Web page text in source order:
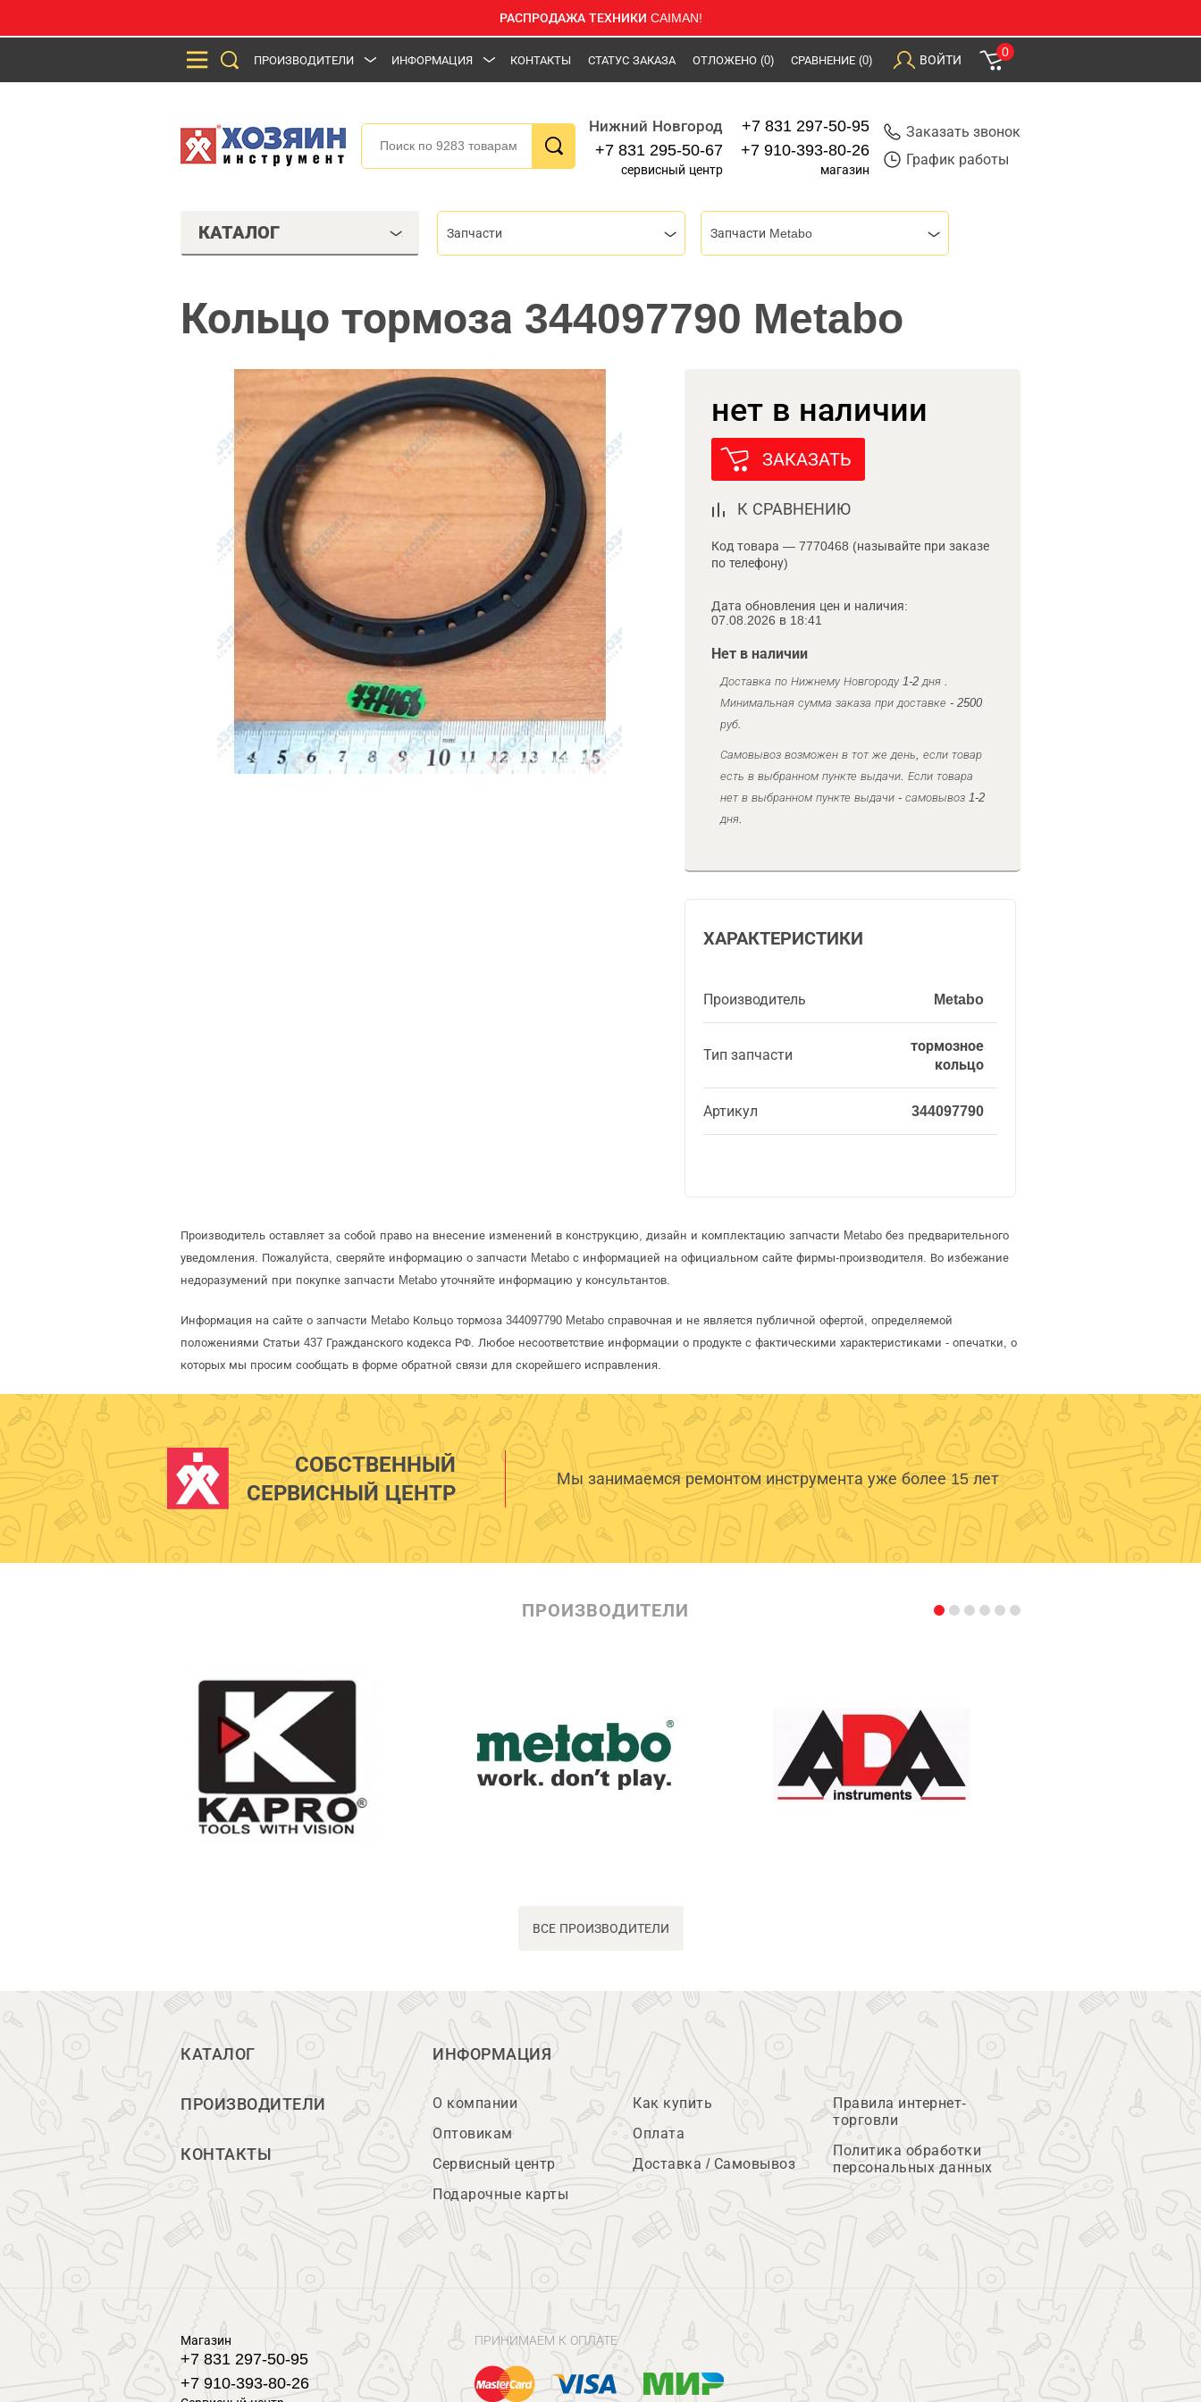
РАСПРОДАЖА ТЕХНИКИ CAIMAN!
ПРОИЗВОДИТЕЛИ ИНФОРМАЦИЯ КОНТАКТЫ СТАТУС ЗАКАЗА ОТЛОЖЕНО (0) СРАВНЕНИЕ (0) ВОЙТИ
0
Нижний Новгород
+7 831 295-50-67
сервисный центр
+7 831 297-50-95
+7 910-393-80-26
магазин
Заказать звонок
График работы
КАТАЛОГ Запчасти Запчасти Metabo
Кольцо тормоза 344097790 Metabo
нет в наличии
ЗАКАЗАТЬ
К СРАВНЕНИЮ
Код товара — 7770468 (называйте при заказе
по телефону)
Дата обновления цен и наличия:
07.08.2026 в 18:41
Нет в наличии
Доставка по Нижнему Новгороду 1-2 дня .
Минимальная сумма заказа при доставке - 2500
руб.
Самовывоз возможен в тот же день, если товар
есть в выбранном пункте выдачи. Если товара
нет в выбранном пункте выдачи - самовывоз 1-2
дня.
ХАРАКТЕРИСТИКИ
Производитель Metabo
Тип запчасти
тормозное
кольцо
Артикул 344097790
Производитель оставляет за собой право на внесение изменений в конструкцию, дизайн и комплектацию запчасти Metabo без предварительного
уведомления. Пожалуйста, сверяйте информацию о запчасти Metabo с информацией на официальном сайте фирмы-производителя. Во избежание
недоразумений при покупке запчасти Metabo уточняйте информацию у консультантов.
Информация на сайте о запчасти Metabo Кольцо тормоза 344097790 Metabo справочная и не является публичной офертой, определяемой
положениями Статьи 437 Гражданского кодекса РФ. Любое несоответствие информации о продукте с фактическими характеристиками - опечатки, о
которых мы просим сообщать в форме обратной связи для скорейшего исправления.
СОБСТВЕННЫЙ
СЕРВИСНЫЙ ЦЕНТР
Мы занимаемся ремонтом инструмента уже более 15 лет
ПРОИЗВОДИТЕЛИ
ВСЕ ПРОИЗВОДИТЕЛИ
КАТАЛОГ
ПРОИЗВОДИТЕЛИ
КОНТАКТЫ
ИНФОРМАЦИЯ
О компании
Оптовикам
Сервисный центр
Подарочные карты
Как купить
Оплата
Доставка / Самовывоз
Правила интернет-
торговли
Политика обработки
персональных данных
Магазин
+7 831 297-50-95
+7 910-393-80-26
ПРИНИМАЕМ К ОПЛАТЕ